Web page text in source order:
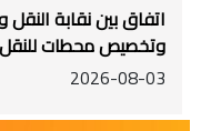
اتفاق بين نقابة النقل
وتخصيص محطات للنقل
2026-08-03